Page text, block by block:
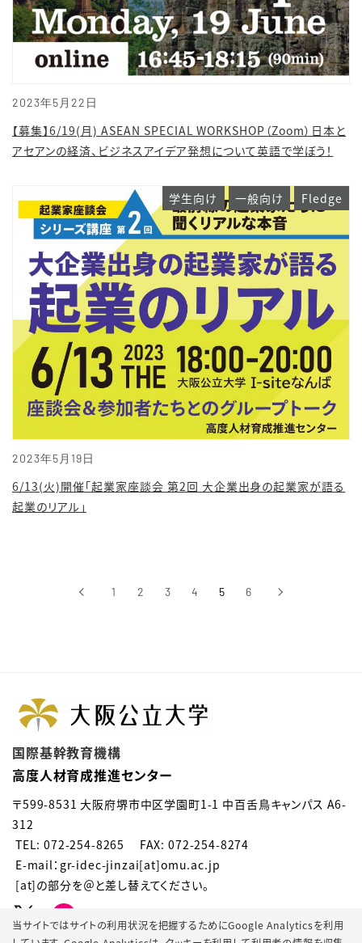
2023年5月22日
【募集】6/19(月) ASEAN SPECIAL WORKSHOP（Zoom）日本と
アセアンの経済、ビジネスアイデア発想について英語で学ぼう！
2023年5月19日
学生向け 一般向け Fledge
6/13(火)開催「起業家座談会 第2回 大企業出身の起業家が語る
起業のリアル」
‹前へ 1 2 3 4 5 6 ›次へ
当サイトではサイトの利用状況を把握するためにGoogle Analyticsを利用
国際基幹教育機構
高度人材育成推進センター
〒599-8531 大阪府堺市中区学園町1-1 中百舌鳥キャンパス A6-
312
TEL: 072-254-8265 FAX: 072-254-8274
E-mail：gr-idec-jinzai[at]omu.ac.jp
[at]の部分を＠と差し替えてください。